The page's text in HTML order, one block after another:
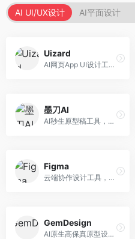
AI UI/UX设计 AI平面设计
Uizard
AI网页App UI设计工具，专注于快速界面生成。面向产品经理和设计师，提供线框图转UI、界面生成、设计优化等服务，设计速度快。
墨刀AI
AI秒生原型稿工具，专注于快速原型设计。面向产品经理和设计师，提供原型生成、交互设计、团队协作等服务，原型制作效率高。
Figma
云端协作设计工具，整合AI设计辅助功能。面向UI/UX设计师和产品团队，提供界面设计、原型制作、团队协作等服务，协作功能强大，是UI设计领域的标杆产品。
GemDesign
AI原生高保真原型设计工具，专注于智能设计生成。面向设计师，提供界面生成、设计优化、原型制作等服务，设计自动化程度高。